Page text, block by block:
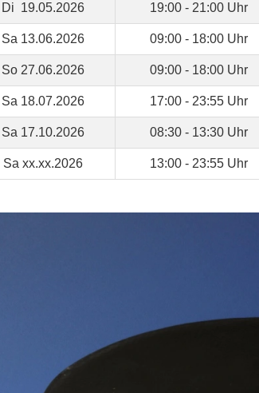
Di 19.05.2026 19:00 - 21:00 Uhr
Sa 13.06.2026 09:00 - 18:00 Uhr
So 27.06.2026 09:00 - 18:00 Uhr
Sa 18.07.2026 17:00 - 23:55 Uhr
Sa 17.10.2026 08:30 - 13:30 Uhr
Sa xx.xx.2026 13:00 - 23:55 Uhr